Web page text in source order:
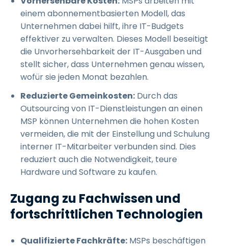
einem abonnementbasierten Modell, das
Unternehmen dabei hilft, ihre IT-Budgets
effektiver zu verwalten. Dieses Modell beseitigt
die Unvorhersehbarkeit der IT-Ausgaben und
stellt sicher, dass Unternehmen genau wissen,
wofür sie jeden Monat bezahlen.
Reduzierte Gemeinkosten: Durch das
Outsourcing von IT-Dienstleistungen an einen
MSP können Unternehmen die hohen Kosten
vermeiden, die mit der Einstellung und Schulung
interner IT-Mitarbeiter verbunden sind. Dies
reduziert auch die Notwendigkeit, teure
Hardware und Software zu kaufen.
Zugang zu Fachwissen und
fortschrittlichen Technologien
Qualifizierte Fachkräfte: MSPs beschäftigen